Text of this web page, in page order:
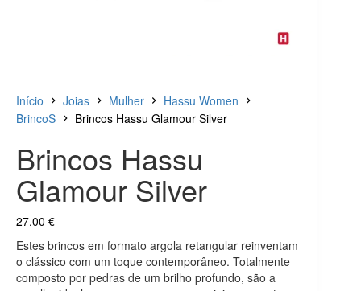
Início Joias Mulher
Hassu Women
BrincoS
Brincos Hassu Glamour Silver
Brincos Hassu
Glamour Silver
27,00 €
Estes brincos em formato argola retangular reinventam
o clássico com um toque contemporâneo. Totalmente
composto por pedras de um brilho profundo, são a